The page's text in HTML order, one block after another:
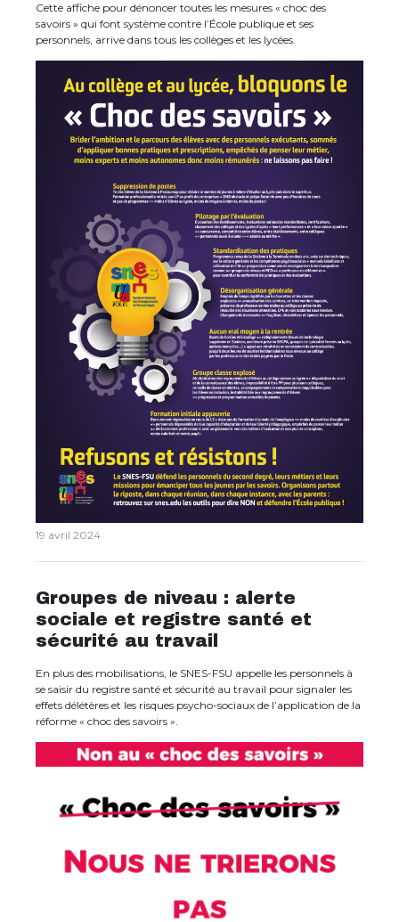
Cette affiche pour dénoncer toutes les mesures « choc des
savoirs » qui font système contre l’École publique et ses
personnels, arrive dans tous les collèges et les lycées.
19 avril 2024
Groupes de niveau : alerte
sociale et registre santé et
sécurité au travail
En plus des mobilisations, le SNES-FSU appelle les personnels à
se saisir du registre santé et sécurité au travail pour signaler les
effets délétères et les risques psycho-sociaux de l’application de la
réforme « choc des savoirs ».